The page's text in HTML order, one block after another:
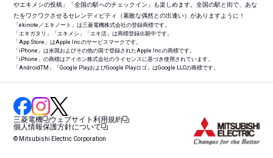
やエキメシの投稿」「全国の駅へのチェックイン」も楽しめます。全国の駅と街で、あな
たをワクワクさせるセレンディピティ（素敵な偶然との出逢い）がありますように！
「ekinote／エキノート」は三菱電機株式会社の登録商標です。
「エキガタリ」「エキメシ」「エキ活」は商標登録出願中です。
「App Store」はApple Inc.のサービスマークです。
「iPhone」は米国およびその他の国で登録されたApple Inc.の商標です。
「iPhone」の商標はアイホン株式会社のライセンスに基づき使用されています。
「AndroidTM 」「Google PlayおよびGoogle Playロゴ」はGoogle LLCの商標です。
三菱電機
ウェブサイト利用規約
個人情報保護方針について
© Mitsubishi Electric Corporation